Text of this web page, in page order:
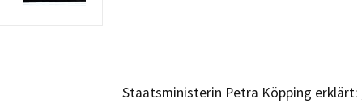
Staatsministerin Petra Köpping erklärt: